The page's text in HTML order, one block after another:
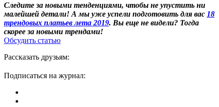
Следите за новыми тенденциями, чтобы не упустить ни
малейшей детали! А мы уже успели подготовить для вас 18
трендовых платьев лета 2019. Вы еще не видели? Тогда
скорее за новыми трендами!
Обсудить статью
Рассказать друзьям:
Подписаться на журнал: